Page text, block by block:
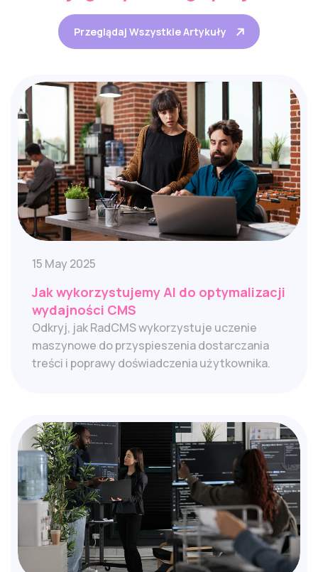
Przeglądaj Wszystkie Artykuły
15 May 2025
Jak wykorzystujemy AI do optymalizacji
wydajności CMS
Odkryj, jak RadCMS wykorzystuje uczenie
maszynowe do przyspieszenia dostarczania
treści i poprawy doświadczenia użytkownika.